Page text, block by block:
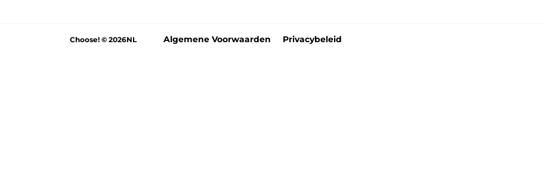
Choose! © 2026NL Algemene Voorwaarden Privacybeleid